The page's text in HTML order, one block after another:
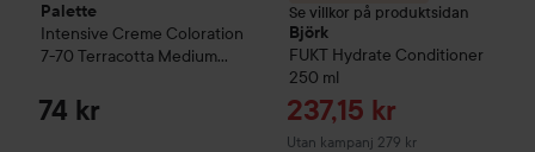
Palette
Intensive Creme Coloration
7-70 Terracotta Medium
74 kr
Se villkor på produktsidan
Björk
FUKT Hydrate Conditioner
250 ml
Reapris
237,15 kr
Utan kampanj 279 kr